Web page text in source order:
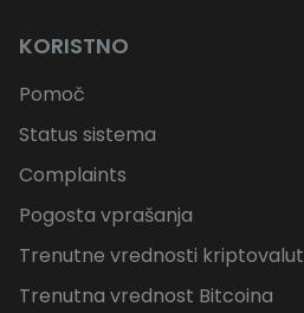
KORISTNO
Pomoč
Status sistema
Complaints
Pogosta vprašanja
Trenutne vrednosti kriptovalut
Trenutna vrednost Bitcoina